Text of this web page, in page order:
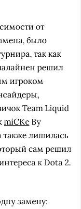
от
было
так как
решил
игроком
Team Liquid
miCKe Ву
также лишилась
сам решил
к Dota 2.
замену: